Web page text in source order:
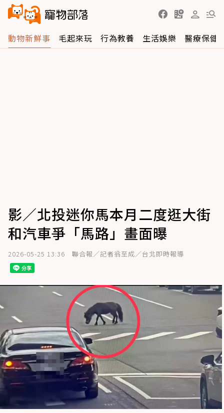
動物新鮮事 毛起來玩 行為教養 生活娛樂 醫療保健
影／北投迷你馬本月二度逛大街
和汽車爭「馬路」畫面曝
2026-05-25 13:36 聯合報／記者翁至成／台北即時報導